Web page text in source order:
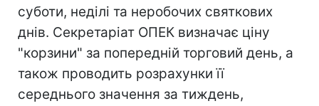
суботи, неділі та неробочих святкових
днів. Секретаріат ОПЕК визначає ціну
"корзини" за попередній торговий день, а
також проводить розрахунки її
середнього значення за тиждень,